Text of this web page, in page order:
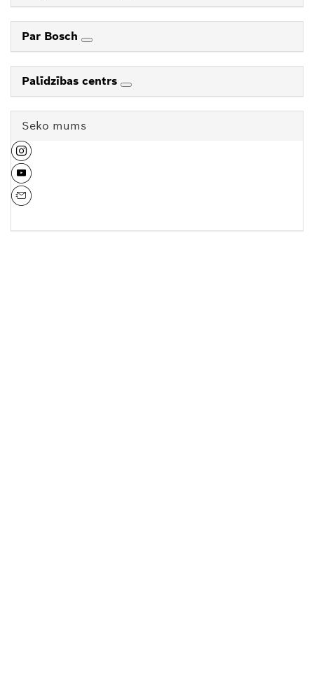
Par Bosch
Palīdzības centrs
Seko mums